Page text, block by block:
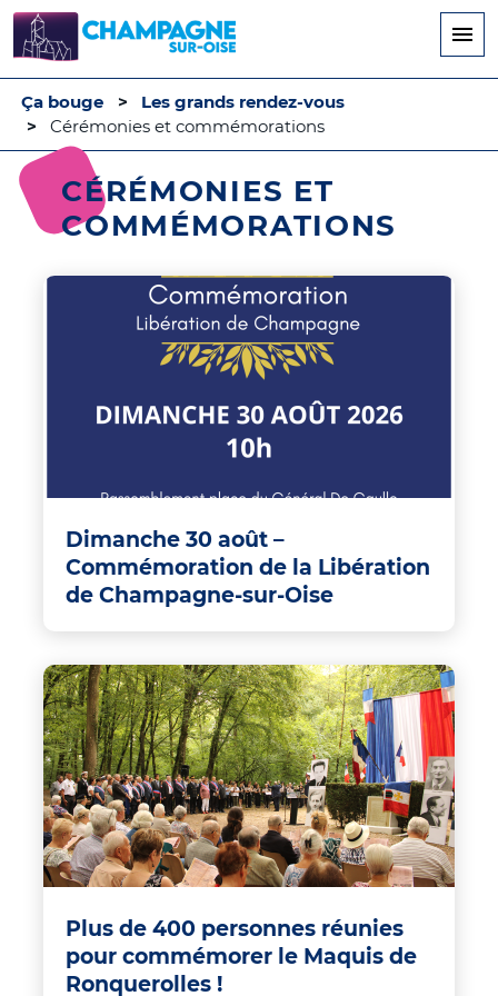
principal
Ça bouge
Les grands rendez-vous
Cérémonies et commémorations
CÉRÉMONIES ET
COMMÉMORATIONS
Dimanche 30 août –
Commémoration de la Libération
de Champagne-sur-Oise
Plus de 400 personnes réunies
pour commémorer le Maquis de
Ronquerolles !